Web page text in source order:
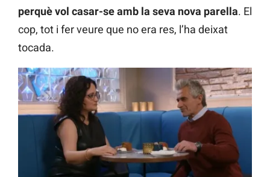
perquè vol casar-se amb la seva nova parella. El
cop, tot i fer veure que no era res, l’ha deixat
tocada.